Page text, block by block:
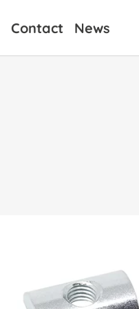
Contact News